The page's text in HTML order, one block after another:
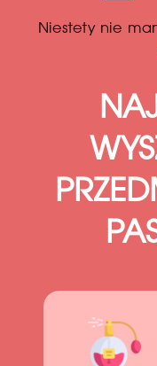
Niestety nie mamy informacji odnośnie tego